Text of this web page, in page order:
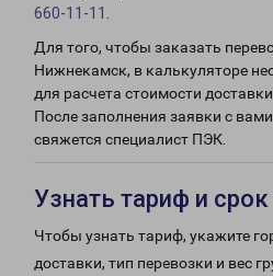
660-11-11
Для того, чтобы заказать
Нижнекамск, в калькуляторе
для расчета стоимости
После заполнения заявки с
свяжется специалист ПЭК.
Узнать тариф и
Чтобы узнать тариф, укажите
доставки, тип перевозки и вес